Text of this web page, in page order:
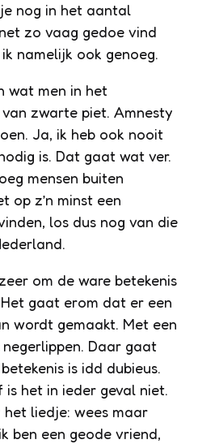
nog in het aantal
zo vaag gedoe vind
namelijk ook genoeg.
wat men in het
zwarte piet. Amnesty
Ja, ik heb ook nooit
is. Dat gaat wat ver.
mensen buiten
op z’n minst een
los dus nog van die
om de ware betekenis
gaat erom dat er een
wordt gemaakt. Met een
negerlippen. Daar gaat
is idd dubieus.
is het in ieder geval niet.
liedje: wees maar
ben een geode vriend,